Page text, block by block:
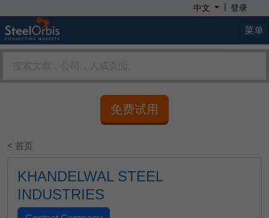
中文 | 登录
菜单
免费试用
< 首页
KHANDELWAL STEEL
INDUSTRIES